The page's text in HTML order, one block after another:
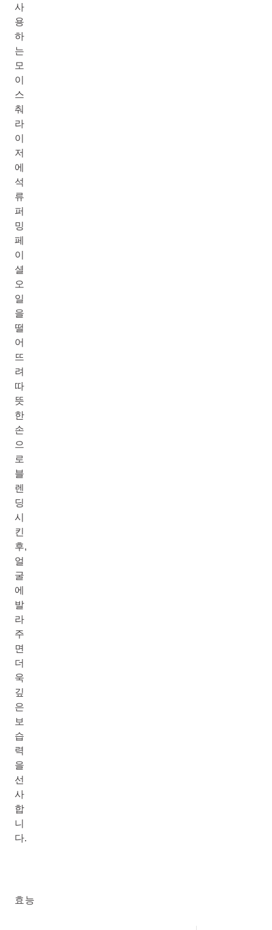
사
용
하
는
모
이
스
춰
라
이
저
에
석
류
퍼
밍
페
이
셜
오
일
을
떨
어
뜨
려
따
뜻
한
손
으
로
블
렌
딩
시
킨
후,
얼
굴
에
발
라
주
면
더
욱
깊
은
보
습
력
을
선
사
합
니
다.
효능